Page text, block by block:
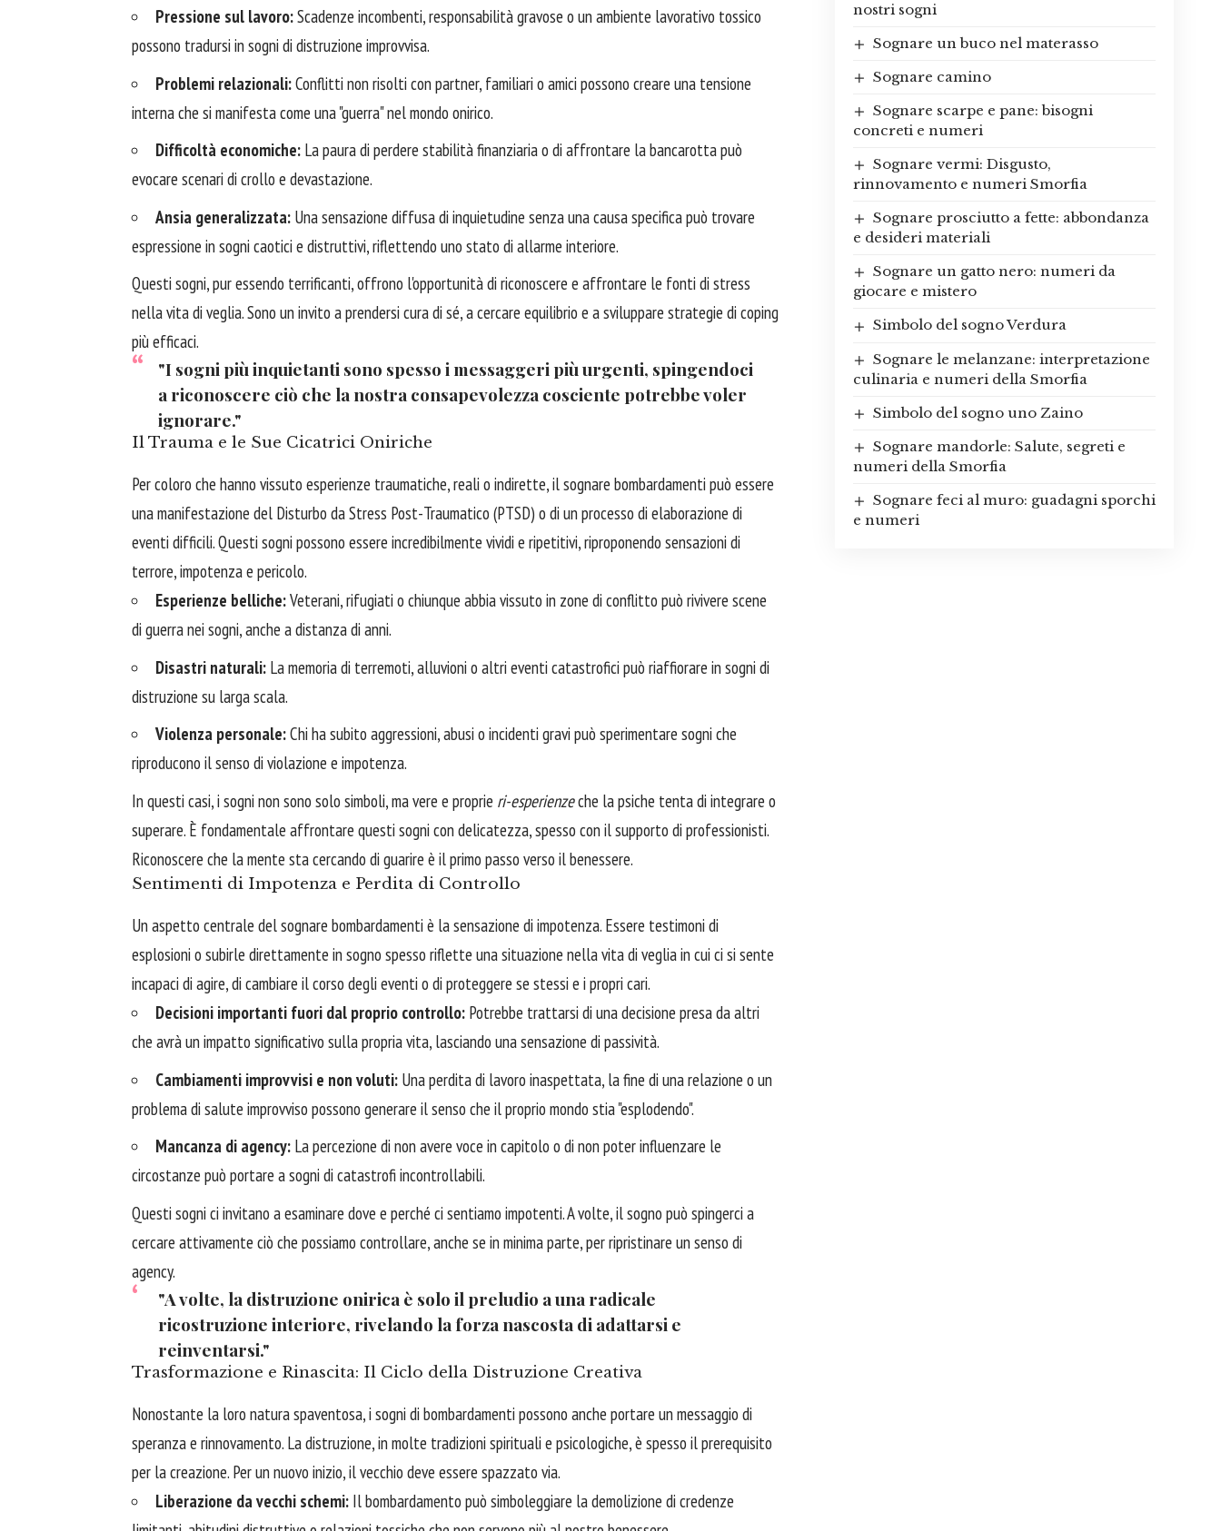
Pressione sul lavoro:Scadenze incombenti, responsabilità gravose o un ambiente lavorativo tossico
possono tradursi in sogni di distruzione improvvisa.
Problemi relazionali:Conflitti non risolti con partner, familiari o amici possono creare una tensione
interna che si manifesta come una "guerra" nel mondo onirico.
Difficoltà economiche: La paura di perdere stabilità finanziaria o di affrontare la bancarotta può
evocare scenari di crollo e devastazione.
Ansia generalizzata: Una sensazione diffusa di inquietudine senza una causa specifica può trovare
espressione in sogni caotici e distruttivi, riflettendo uno stato di allarme interiore.
Questi sogni, pur essendo terrificanti, offrono l'opportunità di riconoscere e affrontare le fonti di stress
nella vita di veglia. Sono un invito a prendersi cura di sé, a cercare equilibrio e a sviluppare strategie di coping
più efficaci.
"I sogni più inquietanti sono spesso i messaggeri più urgenti, spingendoci
a riconoscere ciò che la nostra consapevolezza cosciente potrebbe voler
ignorare."
Il Trauma e le Sue Cicatrici Oniriche
Per coloro che hanno vissuto esperienze traumatiche, reali o indirette, il sognare bombardamenti può essere
una manifestazione del Disturbo da Stress Post-Traumatico (PTSD) o di un processo di elaborazione di
eventi difficili. Questi sogni possono essere incredibilmente vividi e ripetitivi, riproponendo sensazioni di
terrore, impotenza e pericolo.
Esperienze belliche:Veterani, rifugiati o chiunque abbia vissuto in zone di conflitto può rivivere scene
di guerra nei sogni, anche a distanza di anni.
Disastri naturali: La memoria di terremoti, alluvioni o altri eventi catastrofici può riaffiorare in sogni di
distruzione su larga scala.
Violenza personale:Chi ha subito aggressioni, abusi o incidenti gravi può sperimentare sogni che
riproducono il senso di violazione e impotenza.
In questi casi, i sogni non sono solo simboli, ma vere e proprie ri-esperienzeche la psiche tenta di integrare o
superare. È fondamentale affrontare questi sogni con delicatezza, spesso con il supporto di professionisti.
Riconoscere che la mente sta cercando di guarire è il primo passo verso il benessere.
Sentimenti di Impotenza e Perdita di Controllo
Un aspetto centrale del sognare bombardamenti è la sensazione di impotenza. Essere testimoni di
esplosioni o subirle direttamente in sogno spesso riflette una situazione nella vita di veglia in cui ci si sente
incapaci di agire, di cambiare il corso degli eventi o di proteggere se stessi e i propri cari.
Decisioni importanti fuori dal proprio controllo: Potrebbe trattarsi di una decisione presa da altri
che avrà un impatto significativo sulla propria vita, lasciando una sensazione di passività.
Cambiamenti improvvisi e non voluti: Una perdita di lavoro inaspettata, la fine di una relazione o un
problema di salute improvviso possono generare il senso che il proprio mondo stia "esplodendo".
Mancanza di agency: La percezione di non avere voce in capitolo o di non poter influenzare le
circostanze può portare a sogni di catastrofi incontrollabili.
Questi sogni ci invitano a esaminare dove e perché ci sentiamo impotenti. A volte, il sogno può spingerci a
cercare attivamente ciò che possiamo controllare, anche se in minima parte, per ripristinare un senso di
agency.
"A volte, la distruzione onirica è solo il preludio a una radicale
ricostruzione interiore, rivelando la forza nascosta di adattarsi e
reinventarsi."
Trasformazione e Rinascita: Il Ciclo della Distruzione Creativa
Nonostante la loro natura spaventosa, i sogni di bombardamenti possono anche portare un messaggio di
speranza e rinnovamento. La distruzione, in molte tradizioni spirituali e psicologiche, è spesso il prerequisito
per la creazione. Per un nuovo inizio, il vecchio deve essere spazzato via.
Liberazione da vecchi schemi: Il bombardamento può simboleggiare la demolizione di credenze
nostri sogni
Sognare un buco nel materasso
Sognare camino
Sognare scarpe e pane: bisogni
concreti e numeri
Sognare vermi: Disgusto,
rinnovamento e numeri Smorfia
Sognare prosciutto a fette: abbondanza
e desideri materiali
Sognare un gatto nero: numeri da
giocare e mistero
Simbolo del sogno Verdura
Sognare le melanzane: interpretazione
culinaria e numeri della Smorfia
Simbolo del sogno uno Zaino
Sognare mandorle: Salute, segreti e
numeri della Smorfia
Sognare feci al muro: guadagni sporchi
e numeri